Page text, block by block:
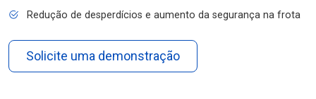
Redução de desperdícios e aumento da segurança na frota
Solicite uma demonstração